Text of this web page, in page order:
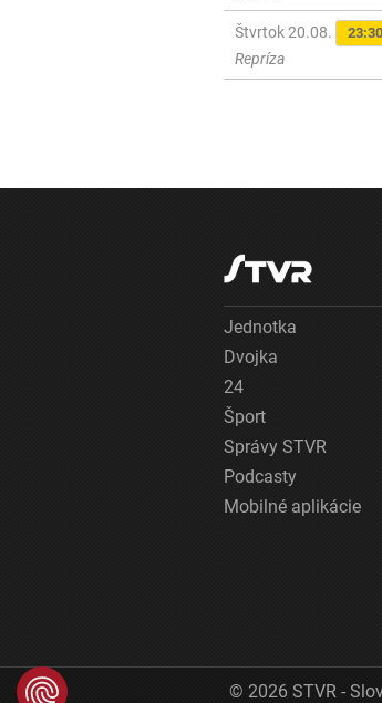
Štvrtok 20.08. 23:30
Repríza
Jednotka
Dvojka
24
Šport
Správy STVR
Podcasty
Mobilné aplikácie
© 2026 STVR -